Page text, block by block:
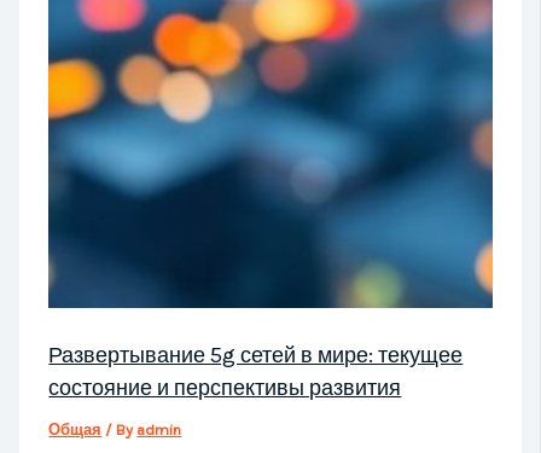
Развертывание 5g сетей в мире: текущее
состояние и перспективы развития
Общая / By admin